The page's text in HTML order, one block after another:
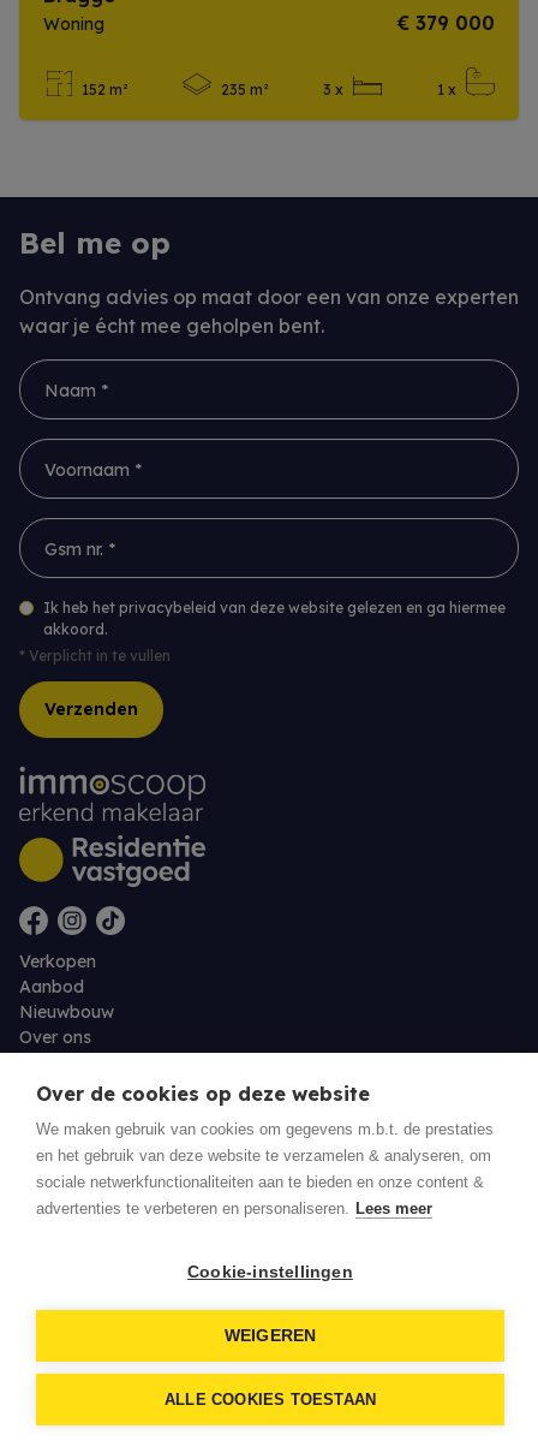
Woning € 379 000
152 m² 235 m² 3 x 1 x
Bel me op
Ontvang advies op maat door een van onze experten
waar je écht mee geholpen bent.
Naam *
Voornaam *
Gsm nr. *
Ik heb het privacybeleid van deze website gelezen en ga hiermee
akkoord.
* Verplicht in te vullen
Verzenden
Verkopen
Aanbod
Nieuwbouw
Over ons
Jobs
Eigenaarslogin
Download een biedingsdocument
Developed by Zabun
Over de cookies op deze website
We maken gebruik van cookies om gegevens m.b.t. de prestaties
en het gebruik van deze website te verzamelen & analyseren, om
sociale netwerkfunctionaliteiten aan te bieden en onze content &
advertenties te verbeteren en personaliseren. Lees meer
Cookie-instellingen
WEIGEREN
ALLE COOKIES TOESTAAN